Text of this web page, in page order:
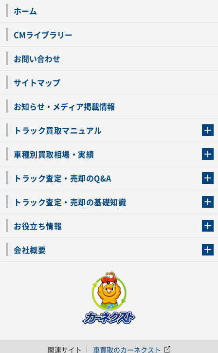
ホーム
CMライブラリー
お問い合わせ
サイトマップ
お知らせ・メディア掲載情報
トラック買取マニュアル
車種別買取相場・実績
トラック査定・売却のQ&A
トラック査定・売却の基礎知識
お役立ち情報
会社概要
関連サイト 車買取のカーネクスト